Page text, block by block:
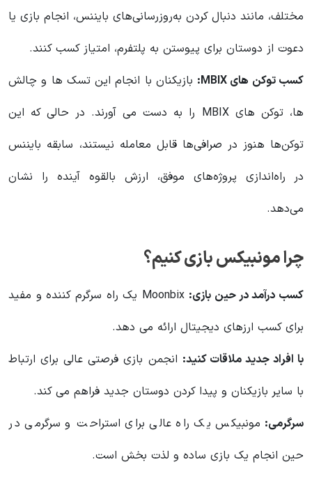
مختلف، مانند دنبال کردن به‌روزرسانی‌های بایننس، انجام بازی یا
دعوت از دوستان برای پیوستن به پلتفرم، امتیاز کسب کنند.
کسب توکن های MBIX:
بازیکنان با انجام این تسک ها و چالش
ها، توکن های MBIX را به دست می آورند. در حالی که این
توکن‌ها هنوز در صرافی‌ها قابل معامله نیستند، سابقه بایننس
در راه‌اندازی پروژه‌های موفق، ارزش بالقوه آینده را نشان
می‌دهد.
چرا مونبیکس بازی کنیم؟
کسب درآمد در حین بازی:
Moonbix یک راه سرگرم کننده و مفید
برای کسب ارزهای دیجیتال ارائه می دهد.
با افراد جدید ملاقات کنید: انجمن بازی فرصتی عالی برای ارتباط
با سایر بازیکنان و پیدا کردن دوستان جدید فراهم می کند.
سرگرمی: مونبیکس یک راه عالی برای استراحت و سرگرمی در
حین انجام یک بازی ساده و لذت بخش است.